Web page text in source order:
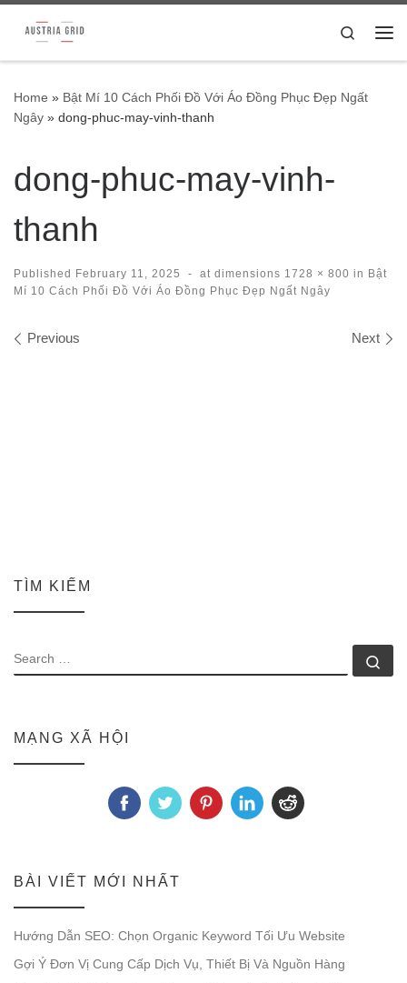
Skip to content
Search
Home » Bật Mí 10 Cách Phối Đồ Với Áo Đồng Phục Đẹp Ngất
Ngây » dong-phuc-may-vinh-thanh
dong-phuc-may-vinh-
thanh
Published February 11, 2025 - at dimensions 1728 × 800 in Bật
Mí 10 Cách Phối Đồ Với Áo Đồng Phục Đẹp Ngất Ngây
Images navigation
Previous Next
TÌM KIẾM
SEARCH
MẠNG XÃ HỘI
BÀI VIẾT MỚI NHẤT
Hướng Dẫn SEO: Chọn Organic Keyword Tối Ưu Website
Gợi Ý Đơn Vị Cung Cấp Dịch Vụ, Thiết Bị Và Nguồn Hàng